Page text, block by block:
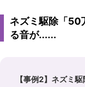
ネズミ駆除「50
る音が......
【事例2】ネズミ